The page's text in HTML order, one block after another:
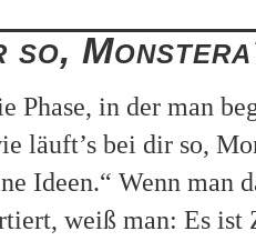
so,
Phase, in der man
läuft’s bei dir so,
Ideen.“ Wenn man
weiß man: Es